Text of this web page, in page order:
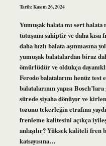
Tarih: Kasım 26, 2024
Yumuşak balata mı sert
tutuşuna sahiptir ve daha
daha hızlı balata aşınmasına
yumuşak balatalardan biraz
ömürlüdür ve oldukça
Ferodo balatalarını henüz test
balatalarının yapısı
sürede siyaha dönüyor ve
tozunu tekerleğin etrafına
frenleme kalitesini açıkça
anlaşılır? Yüksek kaliteli fren
katsayısına…